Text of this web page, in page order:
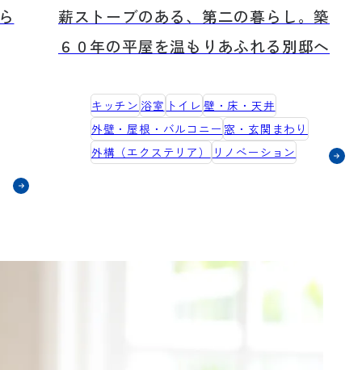
薪ストーブのある、第二の暮らし。築
６０年の平屋を温もりあふれる別邸へ
キッチン 浴室 トイレ 壁・床・天井
外壁・屋根・バルコニー 窓・玄関まわり
外構（エクステリア）
リノベーション